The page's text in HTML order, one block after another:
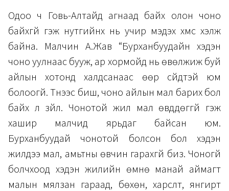
Одоо ч Говь-Алтайд агнаад байх олон чоно
байхгүй гэж нутгийнх нь учир мэдэх хүмүүс хэлж
байна. Малчин А.Жав “Бурханбуудайн хэдэн
чоно уулнаас бууж, ар хормойд нь өвөлжиж буй
айлын хотонд халдсанаас өөр сүйдтэй юм
болоогүй. Түүнээс биш, чоно айлын мал барих бол
байх л зүйл. Чонотой жил мал өвддөггүй гэж
хашир малчид ярьдаг байсан юм.
Бурханбуудай чонотой болсон бол хэдэн
жилдээ мал, амьтны өвчин гарахгүй биз. Чоногүй
болчхоод хэдэн жилийн өмнө манай аймагт
малын мялзан гараад, бөхөн, харсүүлт, янгирт